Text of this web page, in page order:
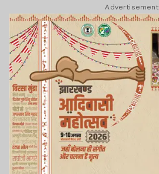
Advertisement